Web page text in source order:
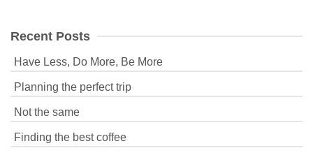
Recent Posts
Have Less, Do More, Be More
Planning the perfect trip
Not the same
Finding the best coffee